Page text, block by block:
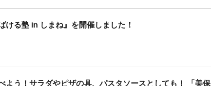
ける塾 in しまね』を開催しました！
よう！サラダやピザの具、パスタソースとしても！ 「美保